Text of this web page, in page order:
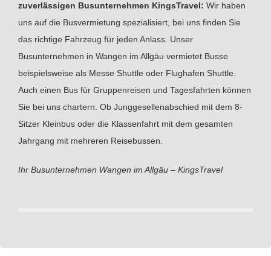
zuverlässigen Busunternehmen KingsTravel: Wir haben
uns auf die Busvermietung spezialisiert, bei uns finden Sie
das richtige Fahrzeug für jeden Anlass. Unser
Busunternehmen in Wangen im Allgäu vermietet Busse
beispielsweise als Messe Shuttle oder Flughafen Shuttle.
Auch einen Bus für Gruppenreisen und Tagesfahrten können
Sie bei uns chartern. Ob Junggesellenabschied mit dem 8-
Sitzer Kleinbus oder die Klassenfahrt mit dem gesamten
Jahrgang mit mehreren Reisebussen.
Ihr Busunternehmen Wangen im Allgäu – KingsTravel